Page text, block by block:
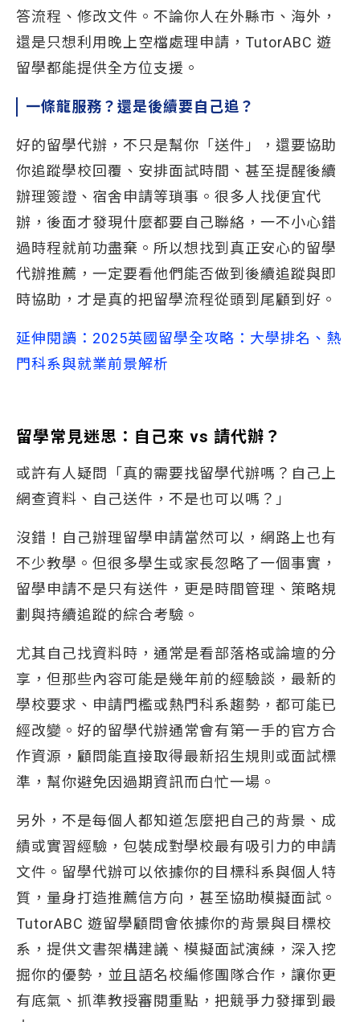
答流程、修改文件。不論你人在外縣市、海外，
還是只想利用晚上空檔處理申請，TutorABC 遊
留學都能提供全方位支援。
一條龍服務？還是後續要自己追？
好的留學代辦，不只是幫你「送件」，還要協助
你追蹤學校回覆、安排面試時間、甚至提醒後續
辦理簽證、宿舍申請等瑣事。很多人找便宜代
辦，後面才發現什麼都要自己聯絡，一不小心錯
過時程就前功盡棄。所以想找到真正安心的留學
代辦推薦，一定要看他們能否做到後續追蹤與即
時協助，才是真的把留學流程從頭到尾顧到好。
延伸閱讀：2025英國留學全攻略：大學排名、熱
門科系與就業前景解析
留學常見迷思：自己來 vs 請代辦？
或許有人疑問「真的需要找留學代辦嗎？自己上
網查資料、自己送件，不是也可以嗎？」
沒錯！自己辦理留學申請當然可以，網路上也有
不少教學。但很多學生或家長忽略了一個事實，
留學申請不是只有送件，更是時間管理、策略規
劃與持續追蹤的綜合考驗。
尤其自己找資料時，通常是看部落格或論壇的分
享，但那些內容可能是幾年前的經驗談，最新的
學校要求、申請門檻或熱門科系趨勢，都可能已
經改變。好的留學代辦通常會有第一手的官方合
作資源，顧問能直接取得最新招生規則或面試標
準，幫你避免因過期資訊而白忙一場。
另外，不是每個人都知道怎麼把自己的背景、成
績或實習經驗，包裝成對學校最有吸引力的申請
文件。留學代辦可以依據你的目標科系與個人特
質，量身打造推薦信方向，甚至協助模擬面試。
TutorABC 遊留學顧問會依據你的背景與目標校
系，提供文書架構建議、模擬面試演練，深入挖
掘你的優勢，並且語名校編修團隊合作，讓你更
有底氣、抓準教授審閱重點，把競爭力發揮到最